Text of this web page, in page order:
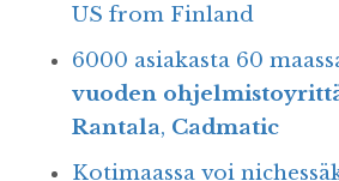
US from Finland
6000 asiakasta 60
vuoden
Rantala, Cadmatic
Kotimaassa voi